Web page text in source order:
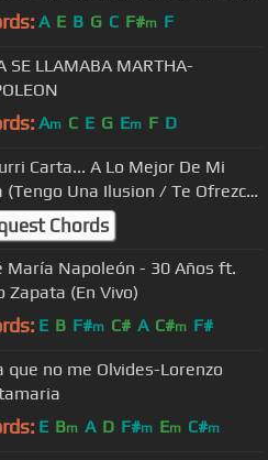
A E B G C F#m F
SE LLAMABA MARTHA-
Am C E G Em F D
Carta... A Lo Mejor De Mi
(Tengo Una Ilusion / Te Ofrezco
/ No Me Dejes...
Chords
María Napoleón - 30 Años ft.
Zapata (En Vivo)
E B F#m C# A C#m F#
que no me Olvides-Lorenzo
E Bm A D F#m Em C#m